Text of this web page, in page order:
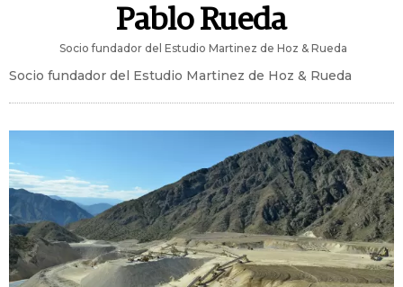
Pablo Rueda
Socio fundador del Estudio Martinez de Hoz & Rueda
Socio fundador del Estudio Martinez de Hoz & Rueda